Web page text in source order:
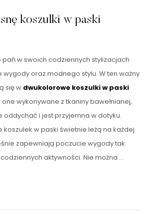
koszulki w paski
w swoich codziennych stylizacjach
wygody oraz modnego stylu. W ten ważny
się w dwukolorowe koszulki w paski
one wykonywane z tkaniny bawełnianej,
oddychać i jest przyjemna w dotyku.
w paski świetnie leżą na każdej
zapewniają poczucie wygody tak
aktywności. Nie można …